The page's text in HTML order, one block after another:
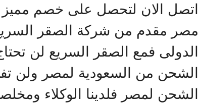
اتصل الان لتحصل على خصم
مصر مقدم من شركة الصقر
الدولى فمع الصقر السريع لن
الشحن من السعودية لمصر ولن
الشحن لمصر فلدينا الوكلاء